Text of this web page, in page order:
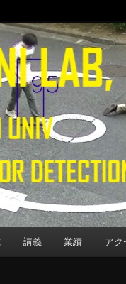
Computer Science,
講義 業績 アク